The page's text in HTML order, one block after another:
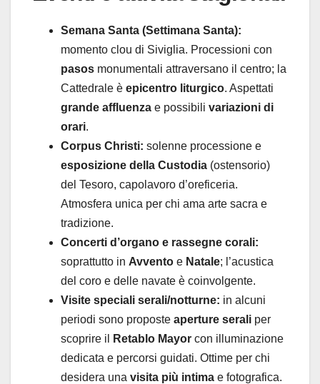
Semana Santa (Settimana Santa):
momento clou di Siviglia. Processioni con
pasos monumentali attraversano il centro; la
Cattedrale è epicentro liturgico. Aspettati
grande affluenza e possibili variazioni di
orari.
Corpus Christi: solenne processione e
esposizione della Custodia (ostensorio)
del Tesoro, capolavoro d’oreficeria.
Atmosfera unica per chi ama arte sacra e
tradizione.
Concerti d’organo e rassegne corali:
soprattutto in Avvento e Natale; l’acustica
del coro e delle navate è coinvolgente.
Visite speciali serali/notturne: in alcuni
periodi sono proposte aperture serali per
scoprire il
Retablo Mayor con illuminazione
dedicata e percorsi guidati. Ottime per chi
desidera una visita più intima e fotografica.